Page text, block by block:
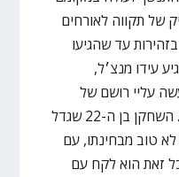
של תקווה לאורחים
עד שהגיעו
עידו מנצ׳ל,
עליי רושם של
השחקן הכי מוכשר בחבורה הזו. השחקן בן ה-22 שגדל
טוב מבחינתו, עם
זאת הוא לקח עם